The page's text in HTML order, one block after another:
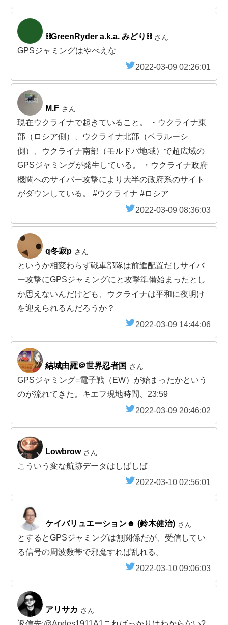
⛓GreenRyder a.k.a. みどり⛓ さん
GPSジャミングはやべえな
2022-03-09 02:26:01
M.F さん
現在ウクライナで起きていること。 ・ウクライナ東
部（ロシア側）、ウクライナ北部（ベラルーシ
側）、ウクライナ南部（モルドバ地域）で超広域の
GPSジャミングが発生している。 ・ウクライナ政府
機関へのサイバー攻撃により大半の政府系のサイト
がダウンしている。 #ウクライナ #ロシア
2022-03-09 08:36:03
q冬寂p さん
というか相変わらず戦車部隊は前進配置だしサイバ
ー攻撃にGPSジャミングにと攻撃準備始まったとし
か思えないんだけども、ウクライナは平和に夜明け
を迎えられるんだろうか？
2022-03-09 14:44:06
結城由羅＠世界忍者国 さん
GPSジャミング=電子戦（EW）が始まったかという
のが流れてきた。キエフ現地時間、23:59
2022-03-09 20:46:02
Lowbrow さん
こういう変な航跡データはしばしば
2022-03-10 02:56:01
ケイバリュエーション☻ (鈴木健治) さん
とするとGPSジャミングは無関係だが、受信してい
る信号の周波数帯で邪魔すれば乱れる。
2022-03-10 09:06:03
アリサカ さん